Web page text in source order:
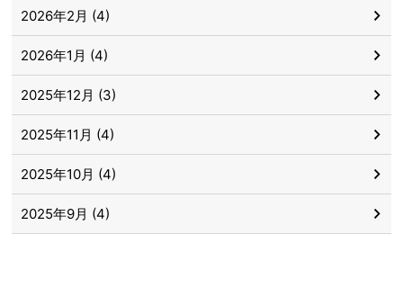
2026年2月 (4)
2026年1月 (4)
2025年12月 (3)
2025年11月 (4)
2025年10月 (4)
2025年9月 (4)